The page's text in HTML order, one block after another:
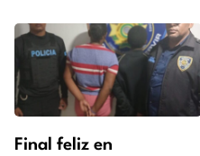
Final feliz en